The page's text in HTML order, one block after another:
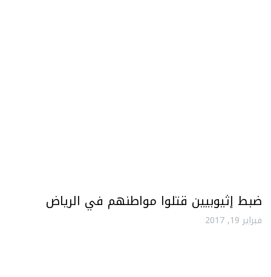
ضبط إثيوبيين قتلوا مواطنهم في الرياض
فبراير 19, 2017